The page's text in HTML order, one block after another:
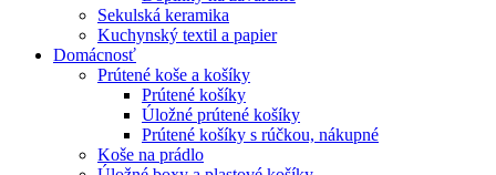
Sekulská keramika
Kuchynský textil a papier
Domácnosť
Prútené koše a košíky
Prútené košíky
Úložné prútené košíky
Prútené košíky s rúčkou, nákupné
Koše na prádlo